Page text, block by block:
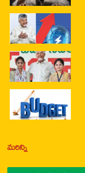
మరిన్ని